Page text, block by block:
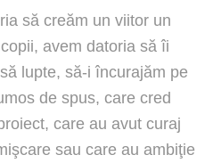
să creăm un viitor un
avem datoria să îi
lupte, să-i încurajăm pe
de spus, care cred
care au avut curaj
sau care au ambiţie